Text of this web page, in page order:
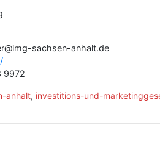
sachsen-anhalt.de
9972
anhalt, investitions-und-